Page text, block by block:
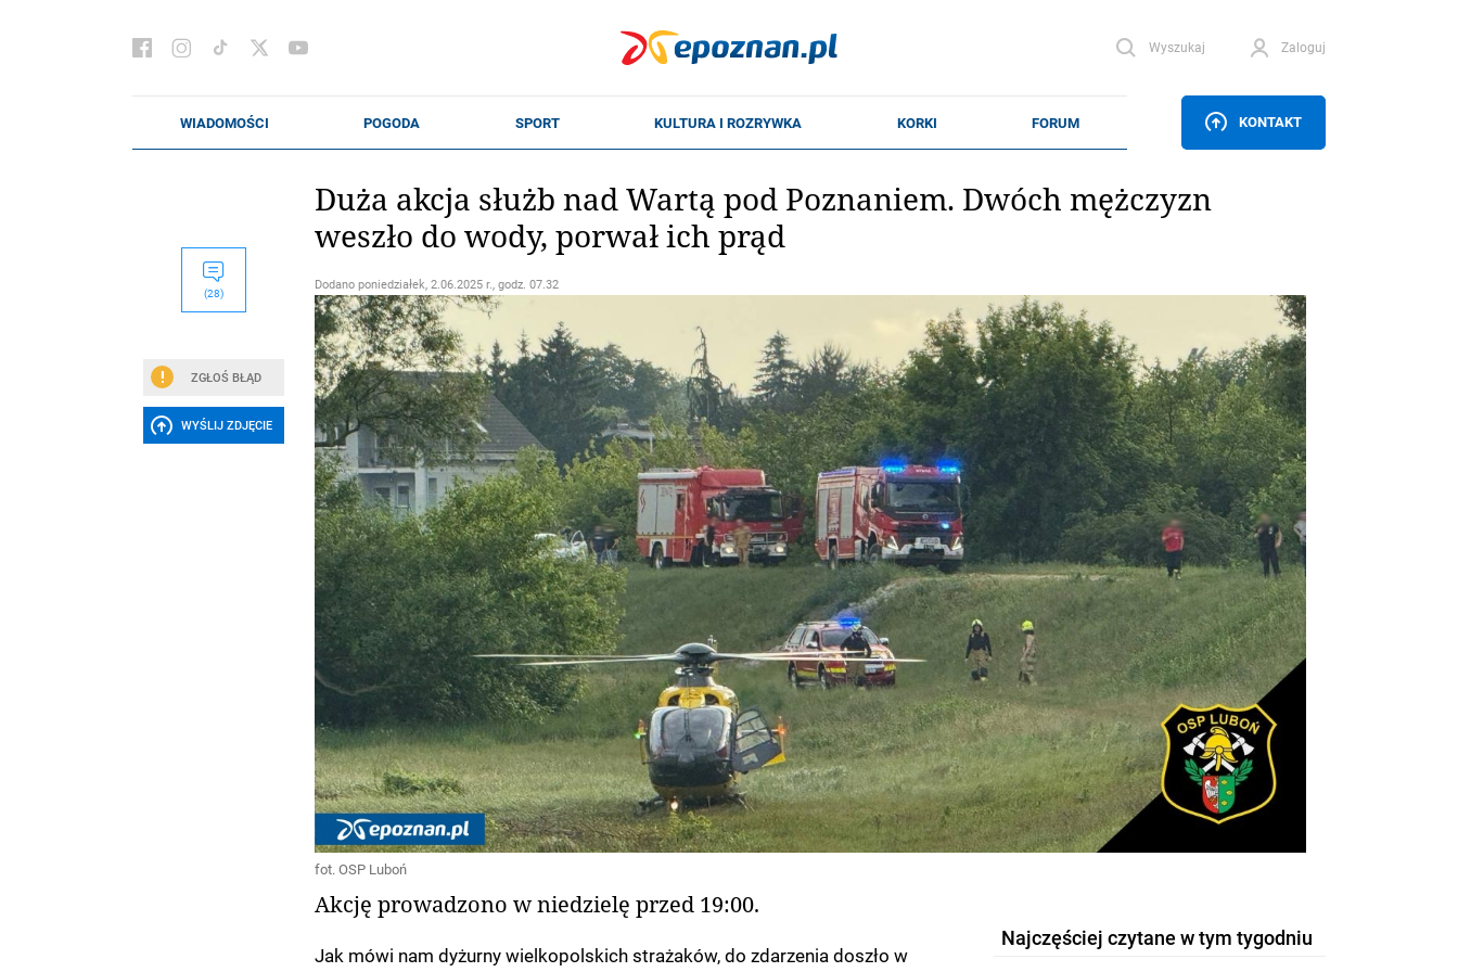
Wyszukaj Zaloguj
KONTAKT
(28)
ZGŁOŚ BŁĄD
WYŚLIJ ZDJĘCIE
Duża akcja służb nad Wartą pod Poznaniem. Dwóch mężczyzn
weszło do wody, porwał ich prąd
Dodano poniedziałek, 2.06.2025 r., godz. 07.32
fot. OSP Luboń
Akcję prowadzono w niedzielę przed 19:00.
Jak mówi nam dyżurny wielkopolskich strażaków, do zdarzenia doszło w
Najczęściej czytane w tym tygodniu